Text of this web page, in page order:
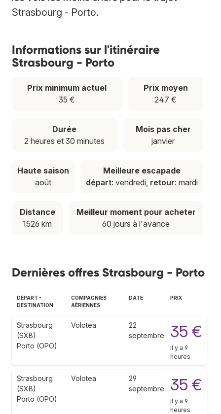
Strasbourg - Porto.
Informations sur l'itinéraire
Strasbourg - Porto
Prix minimum actuel
35 €
Prix moyen
247 €
Durée
2 heures et 30 minutes
Mois pas cher
janvier
Haute saison
août
Meilleure escapade
départ: vendredi, retour: mardi
Distance
1526 km
Meilleur moment pour acheter
60 jours à l'avance
Dernières offres Strasbourg - Porto
DÉPART -
DESTINATION
COMPAGNIES
AÉRIENNES
DATE PRIX
Strasbourg
(SXB)
Porto (OPO)
Volotea
22
septembre
35 €
il y a 9
heures
Strasbourg
(SXB)
Porto (OPO)
Volotea
29
septembre
35 €
il y a 9
heures